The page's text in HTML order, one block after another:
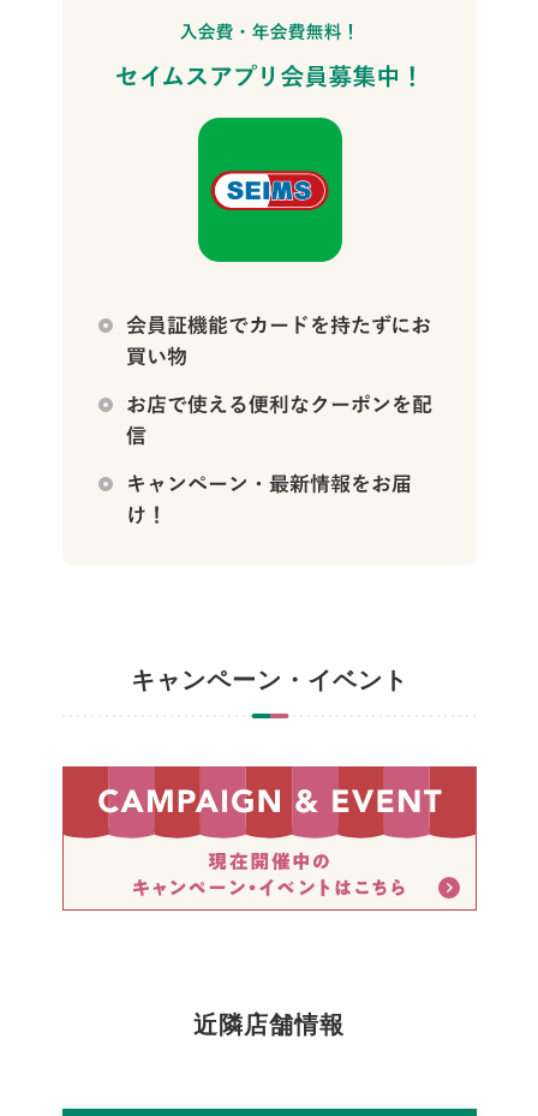
キャンペーン・イベント
近隣店舗情報